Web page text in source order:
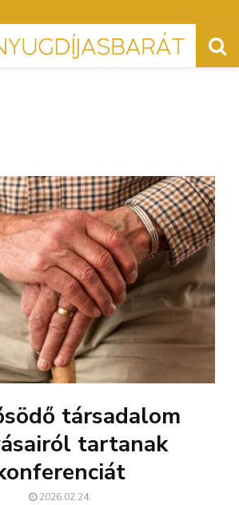
társadalom
tartanak
2026.02.24.